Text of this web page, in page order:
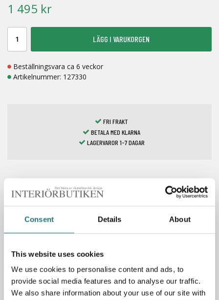
Consent Details About
This website uses cookies
We use cookies to personalise content and ads, to
provide social media features and to analyse our traffic.
We also share information about your use of our site with
1 495 kr
LÄGG I VARUKORGEN
Beställningsvara ca 6 veckor
Artikelnummer: 127330
FRI FRAKT
BETALA MED KLARNA
LAGERVAROR 1-7 DAGAR
Spara som favorit
Artikelnummer 127330